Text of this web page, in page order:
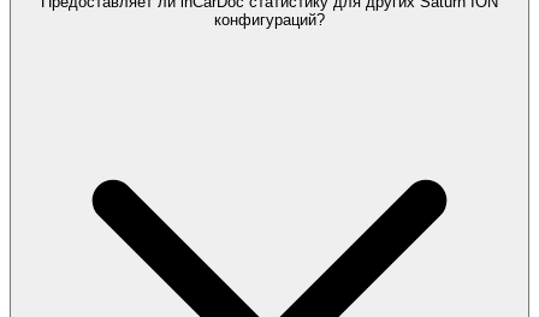
конфигураций?